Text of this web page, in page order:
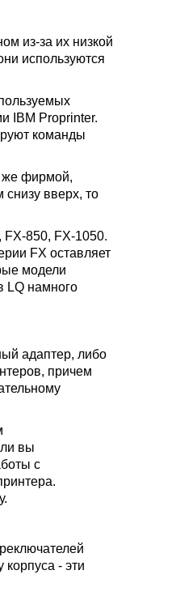
из-за их низкой
используются
IBM Proprinter.
команды
же фирмой,
вверх, то
850, FX-1050.
FX оставляет
модели
LQ намного
адаптер, либо
причем
вы
с
- эти